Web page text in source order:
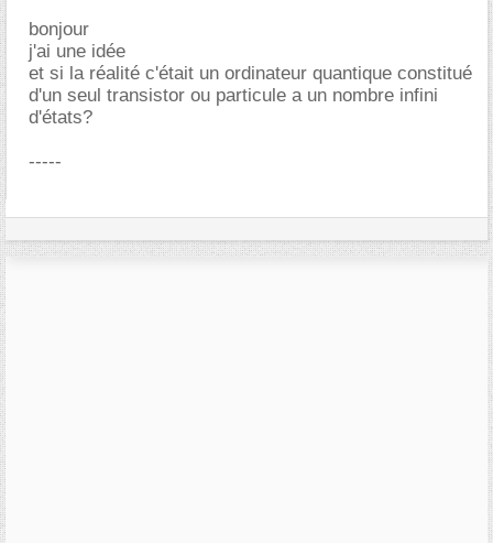
bonjour
j'ai une idée
et si la réalité c'était un ordinateur quantique constitué
d'un seul transistor ou particule a un nombre infini
d'états?
-----